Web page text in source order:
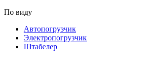
По виду
Автопогрузчик
Электропогрузчик
Штабелер